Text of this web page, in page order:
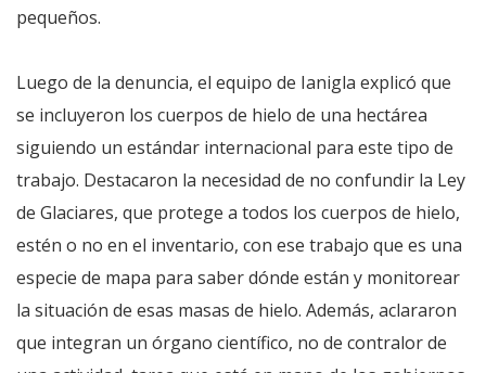
pequeños.
Luego de la denuncia, el equipo de Ianigla explicó que
se incluyeron los cuerpos de hielo de una hectárea
siguiendo un estándar internacional para este tipo de
trabajo. Destacaron la necesidad de no confundir la Ley
de Glaciares, que protege a todos los cuerpos de hielo,
estén o no en el inventario, con ese trabajo que es una
especie de mapa para saber dónde están y monitorear
la situación de esas masas de hielo. Además, aclararon
que integran un órgano científico, no de contralor de